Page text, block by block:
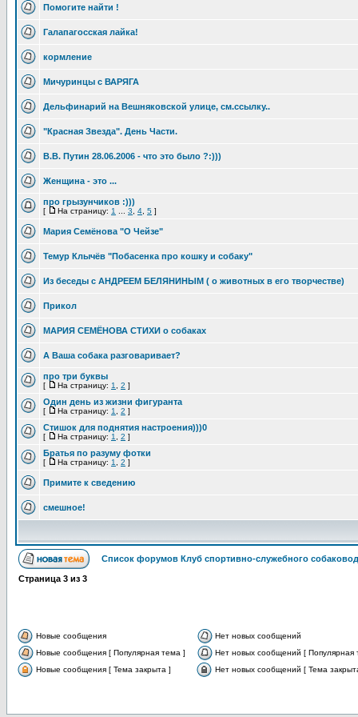
Помогите найти !
Галапагосская лайка!
кормление
Мичуринцы с ВАРЯГА
Дельфинарий на Вешняковской улице, см.ссылку..
"Красная Звезда". День Части.
В.В. Путин 28.06.2006 - что это было ?:)))
Женщина - это ...
про грызунчиков :)))
[ На страницу: 1 3 4 5 ]
Мария Семёнова "О Чейзе"
Темур Клычёв "Побасенка про кошку и собаку"
Из беседы с АНДРЕЕМ БЕЛЯНИНЫМ ( о животных в его творчестве)
Прикол
МАРИЯ СЕМЁНОВА СТИХИ о собаках
А Ваша собака разговаривает?
про три буквы
[ На страницу: 1 2 ]
Один день из жизни фигуранта
[ На страницу: 1 2 ]
Стишок для поднятия настроения)))0
[ На страницу: 1 2 ]
Братья по разуму фотки
[ На страницу: 1 2 ]
Примите к сведению
смешное!
Список форумов Клуб спортивно-служебного
Страница 3 из 3
Новые сообщения
Нет новых сообщений
Новые сообщения [ Популярная тема ]
Нет новых сообщений [ Популярная
Новые сообщения [ Тема закрыта ]
Нет новых сообщений [ Тема